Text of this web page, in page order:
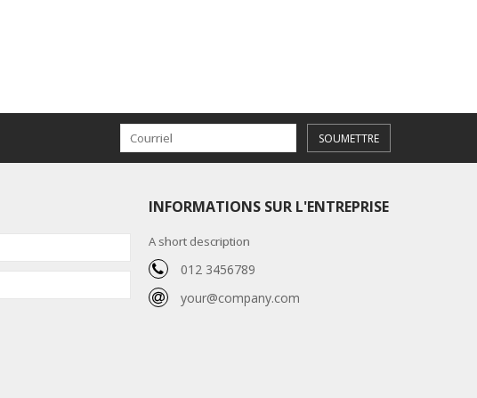
SOUMETTRE
INFORMATIONS SUR L'ENTREPRISE
A short description
012 3456789
your@company.com